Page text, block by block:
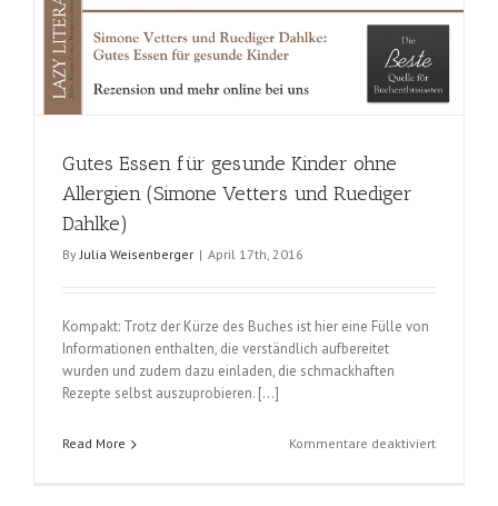
Gutes Essen für gesunde Kinder ohne
Allergien (Simone Vetters und Ruediger
Dahlke)
By Julia Weisenberger | April 17th, 2016
Kompakt: Trotz der Kürze des Buches ist hier eine Fülle von
Informationen enthalten, die verständlich aufbereitet
wurden und zudem dazu einladen, die schmackhaften
Rezepte selbst auszuprobieren. […]
Read More Kommentare deaktiviertfür